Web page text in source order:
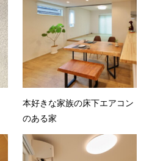
本好きな家族の床下エアコン
のある家